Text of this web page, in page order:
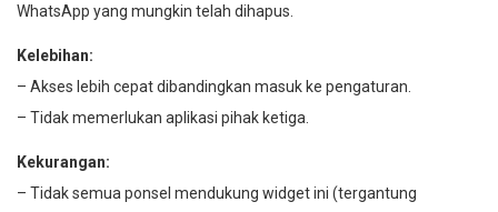
WhatsApp yang mungkin telah dihapus.
Kelebihan:
– Akses lebih cepat dibandingkan masuk ke pengaturan.
– Tidak memerlukan aplikasi pihak ketiga.
Kekurangan:
– Tidak semua ponsel mendukung widget ini (tergantung